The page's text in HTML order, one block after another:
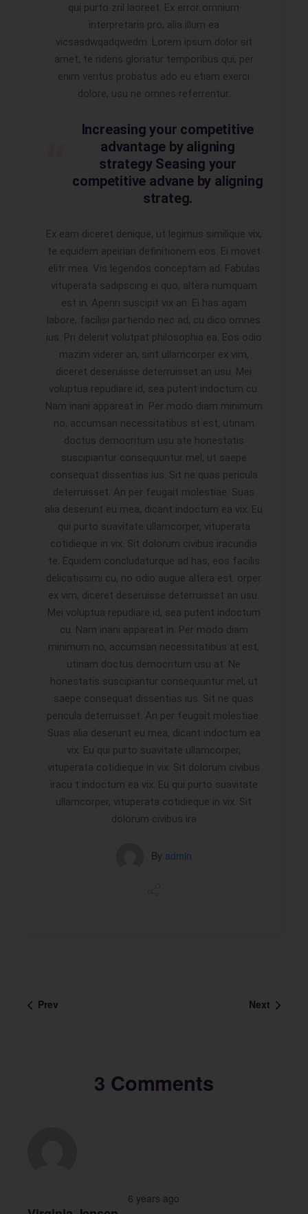
qui purto zril laoreet. Ex error omnium
interpretaris pro, alia illum ea
vicsasdwqadqwedm. Lorem ipsum dolor sit
amet, te ridens gloriatur temporibus qui, per
enim veritus probatus ado eu etiam exerci
dolore, usu ne omnes referrentur.
Increasing your competitive
advantage by aligning
strategy Seasing your
competitive advane by aligning
strateg.
Ex eam diceret denique, ut legimus similique vix,
te equidem apeirian definitionem eos. Ei movet
elitr mea. Vis legendos conceptam ad. Fabulas
vituperata sadipscing ei quo, altera numquam
est in. Aperiri suscipit vix an. Ei has agam
labore, facilisi partiendo nec ad, cu dico omnes
ius. Pri delenit volutpat philosophia ea. Eos odio
mazim viderer an, sint ullamcorper ex vim,
diceret deseruisse deterruisset an usu. Mei
voluptua repudiare id, sea putent indoctum cu.
Nam inani appareat in. Per modo diam minimum
no, accumsan necessitatibus at est, utinam
doctus democritum usu ate honestatis
suscipiantur consequuntur mel, ut saepe
consequat dissentias ius. Sit ne quas pericula
deterruisset. An per feugait molestiae. Suas
alia deserunt eu mea, dicant indoctum ea vix. Eu
qui purto suavitate ullamcorper, vituperata
cotidieque in vix. Sit dolorum civibus iracundia
te. Equidem concludaturque ad has, eos facilis
delicatissimi cu, no odio augue altera est. orper
ex vim, diceret deseruisse deterruisset an usu.
Mei voluptua repudiare id, sea putent indoctum
cu. Nam inani appareat in. Per modo diam
minimum no, accumsan necessitatibus at est,
utinam doctus democritum usu at. Ne
honestatis suscipiantur consequuntur mel, ut
saepe consequat dissentias ius. Sit ne quas
pericula deterruisset. An per feugait molestiae.
Suas alia deserunt eu mea, dicant indoctum ea
vix. Eu qui purto suavitate ullamcorper,
vituperata cotidieque in vix. Sit dolorum civibus
iracu t indoctum ea vix. Eu qui purto suavitate
ullamcorper, vituperata cotidieque in vix. Sit
dolorum civibus ira
By admin
Prev Next
3 Comments
6 years ago